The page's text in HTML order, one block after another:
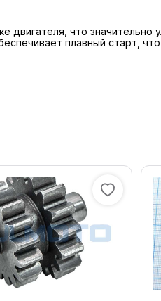
что значительно
плавный старт,